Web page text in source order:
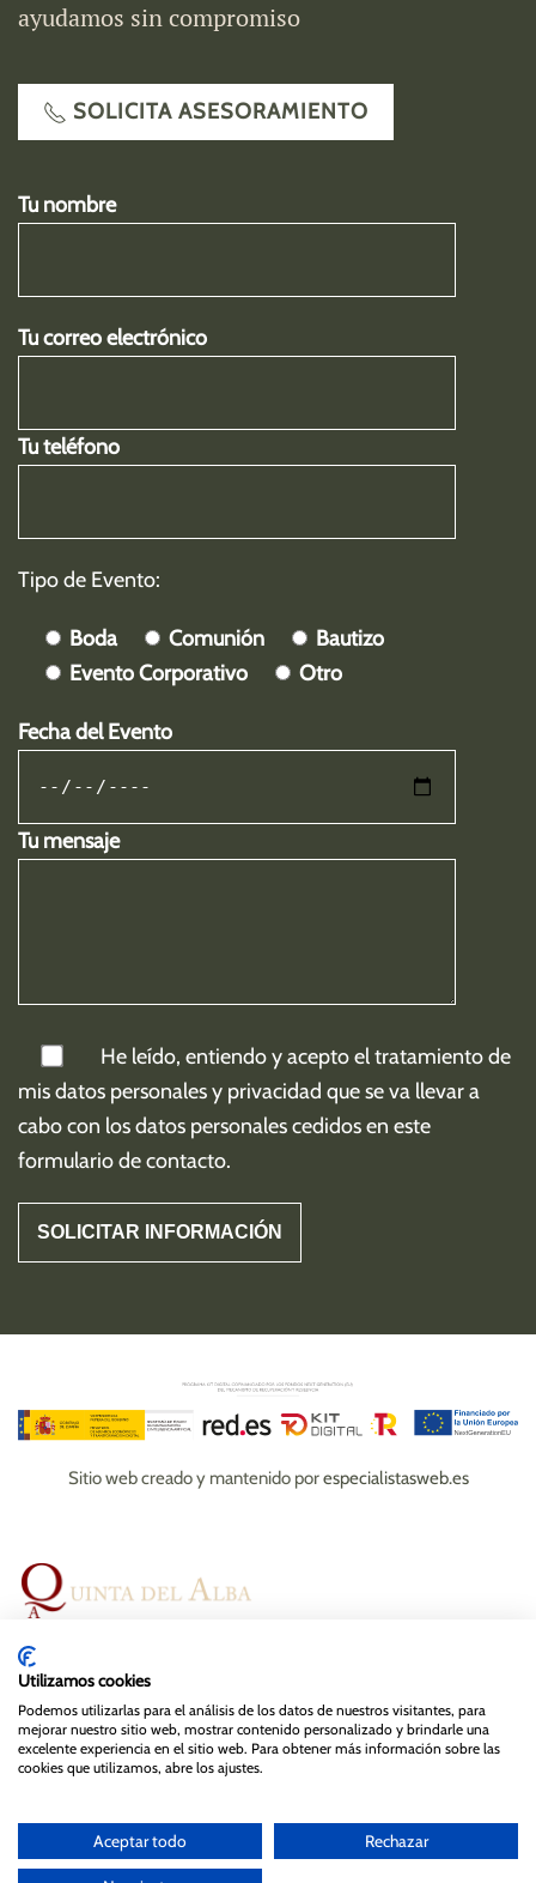
ayudamos sin compromiso
SOLICITA ASESORAMIENTO
Tu nombre
Tu correo electrónico
Tu teléfono
Tipo de Evento:
Boda Comunión
Bautizo
Evento Corporativo
Otro
Fecha del Evento
Tu mensaje
He leído, entiendo y acepto el tratamiento de
misdatos personales y privacidad que se va llevar a
cabo con los datos personales cedidos en este
formulario de contacto.
Sitio web creado y mantenido porespecialistasweb.es
Magazine
Contacto
Aviso legal Política de privacidad y cookies
Utilizamos cookies
Podemos utilizarlas para el análisis de los datos de nuestros visitantes, para
mejorar nuestro sitio web, mostrar contenido personalizado y brindarle una
excelente experiencia en el sitio web. Para obtener más información sobre las
cookies que utilizamos, abre los ajustes.
Aceptar todo Rechazar